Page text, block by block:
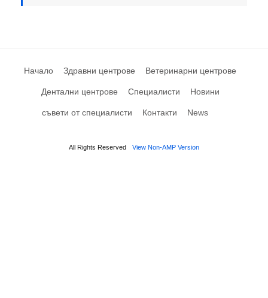
Начало Здравни центрове Ветеринарни центрове
Дентални центрове Специалисти Новини
съвети от специалисти Контакти News
All Rights Reserved View Non-AMP Version